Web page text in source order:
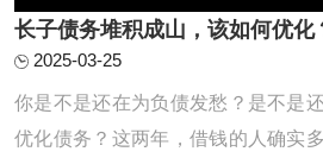
长子债务堆积成山，该如何优化
2025-03-25
你是不是还在为负债发愁？是不是
优化债务？这两年，借钱的人确实